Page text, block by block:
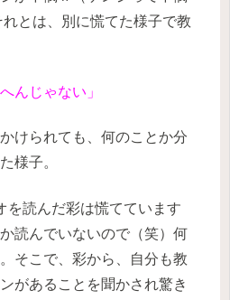
れとは、別に慌てた様子で教
んじゃない」
けられても、何のことか分
様子。
を読んだ彩は慌てています
読んでいないので（笑）何
そこで、彩から、自分も教
があることを聞かされ驚き